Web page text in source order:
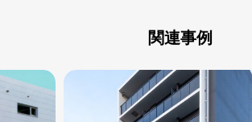
関連事例